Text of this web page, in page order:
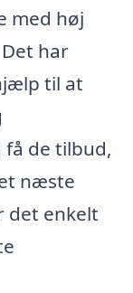
med høj
har
til at
få de tilbud,
næste
det enkelt